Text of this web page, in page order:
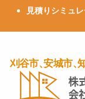
見積りシミュ